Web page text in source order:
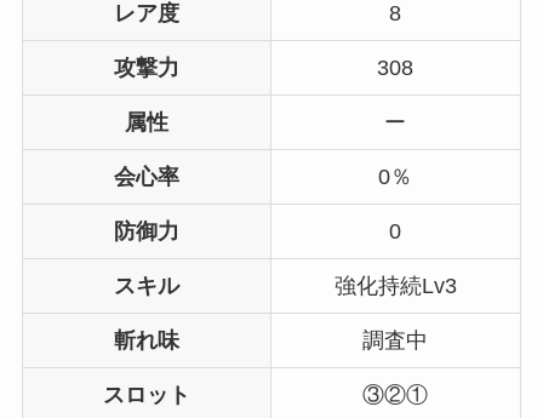
レア度 8
攻撃力 308
属性 ー
会心率 0％
防御力 0
スキル 強化持続Lv3
斬れ味 調査中
スロット ③②①